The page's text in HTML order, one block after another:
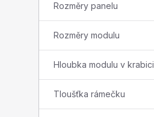
Rozměry panelu
Rozměry modulu
Hloubka modulu v krabici
Tloušťka rámečku